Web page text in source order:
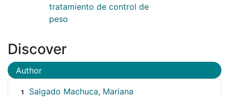
tratamiento de control de
peso
Discover
Author
1 Salgado Machuca, Mariana